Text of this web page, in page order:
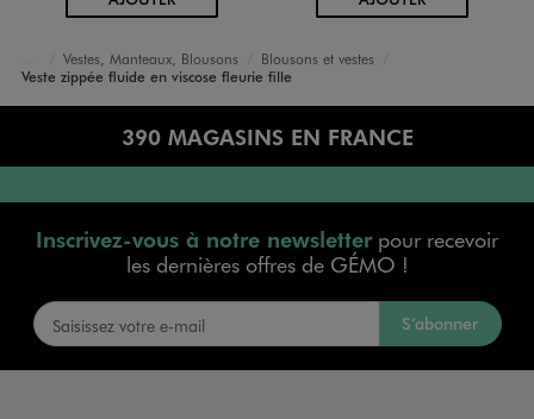
Accueil
Fille
Vêtements
Vestes, Manteaux, Blousons
Blousons et vestes
Veste zippée fluide en viscose fleurie fille
390 MAGASINS EN FRANCE
Inscrivez-vous à notre newsletterpour recevoir
les dernières offres de GÉMO !
S’abonner